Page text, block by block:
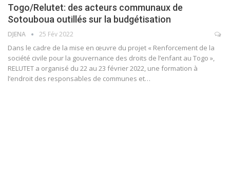
Togo/Relutet: des acteurs communaux de
Sotouboua outillés sur la budgétisation
DJENA 25 Fév 2022
Dans le cadre de la mise en œuvre du projet « Renforcement de la
société civile pour la gouvernance des droits de l’enfant au Togo »,
RELUTET a organisé du 22 au 23 février 2022, une formation à
l’endroit des responsables de communes et…